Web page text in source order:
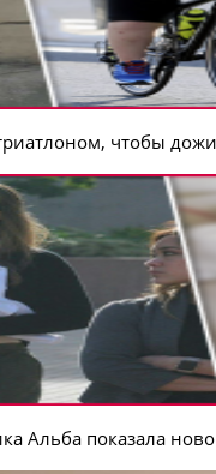
чтобы
Альба показала